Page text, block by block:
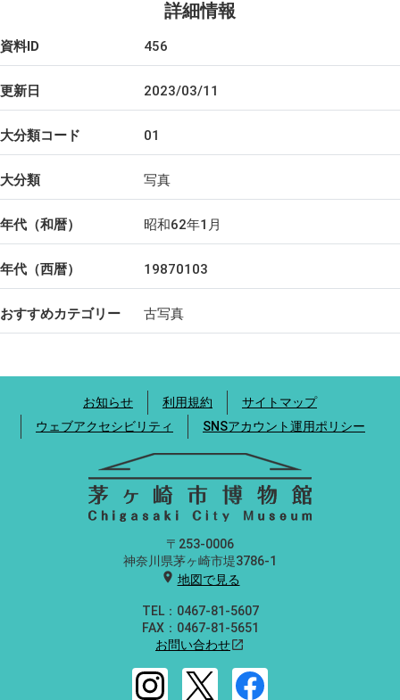
詳細情報
資料ID 456
更新日 2023/03/11
大分類コード 01
大分類 写真
年代（和暦） 昭和62年1月
年代（西暦） 19870103
おすすめカテゴリー 古写真
お知らせ 利用規約
サイトマップ
ウェブアクセシビリティ
SNSアカウント運用ポリシー
〒253-0006
神奈川県茅ヶ崎市堤3786-1
location_on 地図で見る
TEL：0467-81-5607
FAX：0467-81-5651
お問い合わせopen_in_new